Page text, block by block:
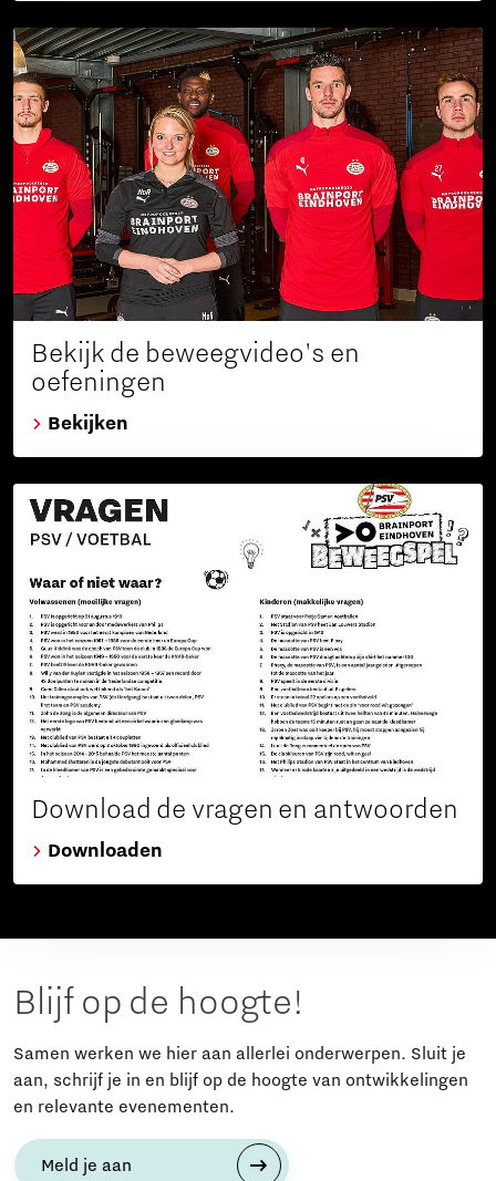
Bekijk de beweegvideo's en
oefeningen
Bekijken
Download de vragen en antwoorden
Downloaden
Blijf op de hoogte!
Samen werken we hier aan allerlei onderwerpen. Sluit je
aan, schrijf je in en blijf op de hoogte van ontwikkelingen
en relevante evenementen.
Meld je aan